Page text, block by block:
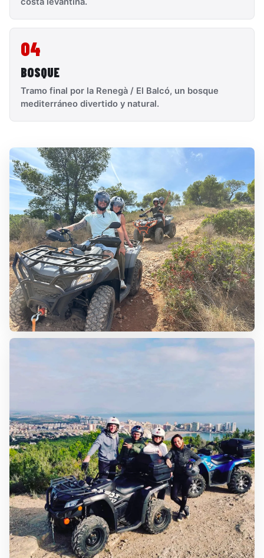
04
BOSQUE
Tramo final por la Renegà / El Balcó, un bosque
mediterráneo divertido y natural.